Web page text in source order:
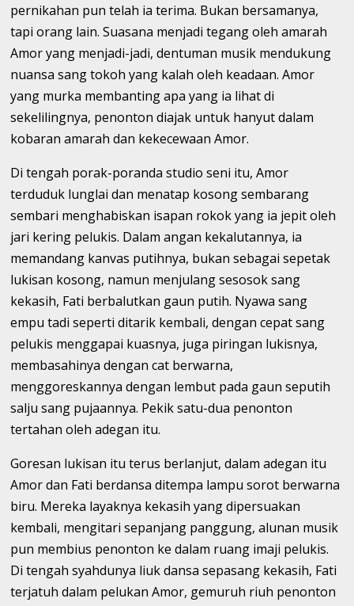
pernikahan pun telah ia terima. Bukan bersamanya,
tapi orang lain. Suasana menjadi tegang oleh amarah
Amor yang menjadi-jadi, dentuman musik mendukung
nuansa sang tokoh yang kalah oleh keadaan. Amor
yang murka membanting apa yang ia lihat di
sekelilingnya, penonton diajak untuk hanyut dalam
kobaran amarah dan kekecewaan Amor.
Di tengah porak-poranda studio seni itu, Amor
terduduk lunglai dan menatap kosong sembarang
sembari menghabiskan isapan rokok yang ia jepit oleh
jari kering pelukis. Dalam angan kekalutannya, ia
memandang kanvas putihnya, bukan sebagai sepetak
lukisan kosong, namun menjulang sesosok sang
kekasih, Fati berbalutkan gaun putih. Nyawa sang
empu tadi seperti ditarik kembali, dengan cepat sang
pelukis menggapai kuasnya, juga piringan lukisnya,
membasahinya dengan cat berwarna,
menggoreskannya dengan lembut pada gaun seputih
salju sang pujaannya. Pekik satu-dua penonton
tertahan oleh adegan itu.
Goresan lukisan itu terus berlanjut, dalam adegan itu
Amor dan Fati berdansa ditempa lampu sorot berwarna
biru. Mereka layaknya kekasih yang dipersuakan
kembali, mengitari sepanjang panggung, alunan musik
pun membius penonton ke dalam ruang imaji pelukis.
Di tengah syahdunya liuk dansa sepasang kekasih, Fati
terjatuh dalam pelukan Amor, gemuruh riuh penonton